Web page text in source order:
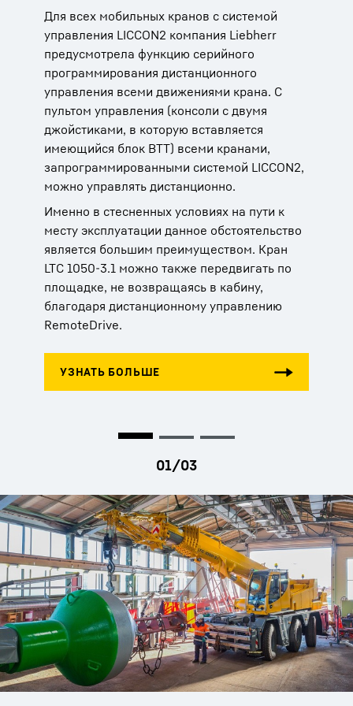
Для всех мобильных кранов с системой
управления LICCON2 компания Liebherr
предусмотрела функцию серийного
программирования дистанционного
управления всеми движениями крана. С
пультом управления (консоли с двумя
джойстиками, в которую вставляется
имеющийся блок ВТТ) всеми кранами,
запрограммированными системой LICCON2,
можно управлять дистанционно.
Именно в стесненных условиях на пути к
месту эксплуатации данное обстоятельство
является большим преимуществом. Кран
LTC 1050-3.1 можно также передвигать по
площадке, не возвращаясь в кабину,
благодаря дистанционному управлению
RemoteDrive.
подъемных работах. Так, кабина у LTC 1050-
3.1 может быть выдвинута на высоту до 7,80
м. Это обеспечивает оператору хороший
обзор груза и окружающей обстановки
вблизи крана.
VarioBase® обеспечивает безопасную
работу в стесненных рабочих условиях. При
этом возможно различное выдвижение
опор. Допустимые значения
грузоподъемности рассчитываются
индивидуально, в соответствии с ситуацией.
Тем самым гарантируется безопасность
работы при любой подходящей для
конкретных условий опорной базе.